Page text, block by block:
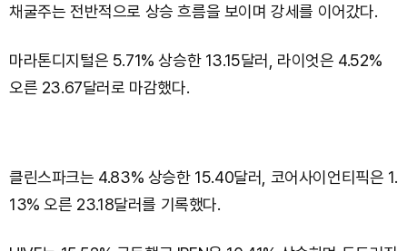
채굴주는 전반적으로 상승 흐름을 보이며 강세를 이어갔다.
마라톤디지털은 5.71% 상승한 13.15달러, 라이엇은 4.52%
오른 23.67달러로 마감했다.
클린스파크는 4.83% 상승한 15.40달러, 코어사이언티픽은 1.
13% 오른 23.18달러를 기록했다.